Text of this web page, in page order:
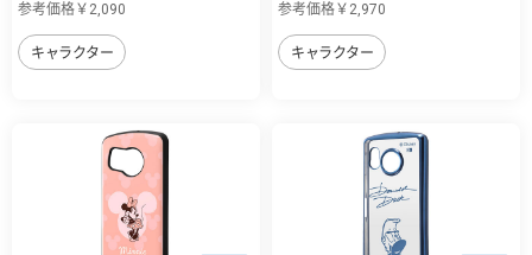
参考価格￥2,090
キャラクター
参考価格￥2,970
キャラクター